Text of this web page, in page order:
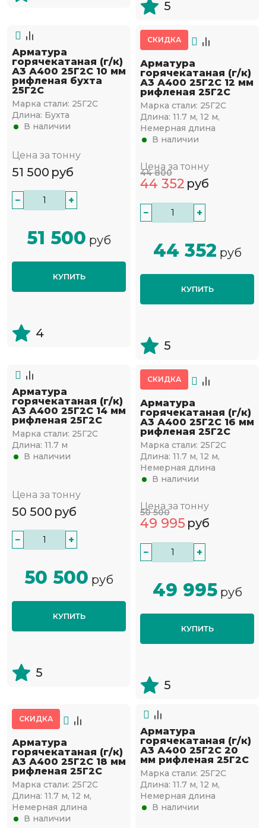
5
Арматура
горячекатаная (г/к)
А3 А400 25Г2С 10 мм
рифленая бухта
25Г2С
Марка стали: 25Г2С
Длина: Бухта
В наличии
Цена за тонну
51 500 руб
− +
51 500 руб
КУПИТЬ
4
СКИДКА
Арматура
горячекатаная (г/к)
А3 А400 25Г2С 12 мм
рифленая 25Г2С
Марка стали: 25Г2С
Длина: 11.7 м, 12 м,
Немерная длина
В наличии
Цена за тонну
44 800
44 352 руб
− +
44 352 руб
КУПИТЬ
5
Арматура
горячекатаная (г/к)
А3 А400 25Г2С 14 мм
рифленая 25Г2С
Марка стали: 25Г2С
Длина: 11.7 м
В наличии
Цена за тонну
50 500 руб
− +
50 500 руб
КУПИТЬ
5
СКИДКА
Арматура
горячекатаная (г/к)
А3 А400 25Г2С 16 мм
рифленая 25Г2С
Марка стали: 25Г2С
Длина: 11.7 м, 12 м,
Немерная длина
В наличии
Цена за тонну
50 500
49 995 руб
− +
49 995руб
КУПИТЬ
5
СКИДКА
Арматура
горячекатаная (г/к)
А3 А400 25Г2С 18 мм
рифленая 25Г2С
Марка стали: 25Г2С
Длина: 11.7 м, 12 м,
Немерная длина
В наличии
Арматура
горячекатаная (г/к)
А3 А400 25Г2С 20
мм рифленая 25Г2С
Марка стали: 25Г2С
Длина: 11.7 м, 12 м,
Немерная длина
В наличии